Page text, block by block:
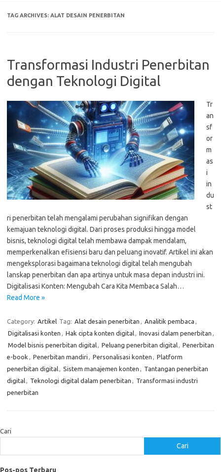
TAG ARCHIVES: ALAT DESAIN PENERBITAN
Transformasi Industri Penerbitan
dengan Teknologi Digital
Tr
an
sf
or
m
as
i
in
du
st
ri penerbitan telah mengalami perubahan signifikan dengan
kemajuan teknologi digital. Dari proses produksi hingga model
bisnis, teknologi digital telah membawa dampak mendalam,
memperkenalkan efisiensi baru dan peluang inovatif. Artikel ini akan
mengeksplorasi bagaimana teknologi digital telah mengubah
lanskap penerbitan dan apa artinya untuk masa depan industri ini.
Digitalisasi Konten: Mengubah Cara Kita Membaca Salah…
Read More »
Category: Artikel Tag: Alat desain penerbitan , Analitik pembaca ,
Digitalisasi konten , Hak cipta konten digital, Inovasi dalam penerbitan ,
Model bisnis penerbitan digital, Peluang penerbitan digital, Penerbitan
e-book , Penerbitan mandiri , Personalisasi konten , Platform
penerbitan digital, Sistem manajemen konten , Tantangan penerbitan
digital, Teknologi digital dalam penerbitan , Transformasi industri
penerbitan
Cari
Cari
Pos-pos Terbaru